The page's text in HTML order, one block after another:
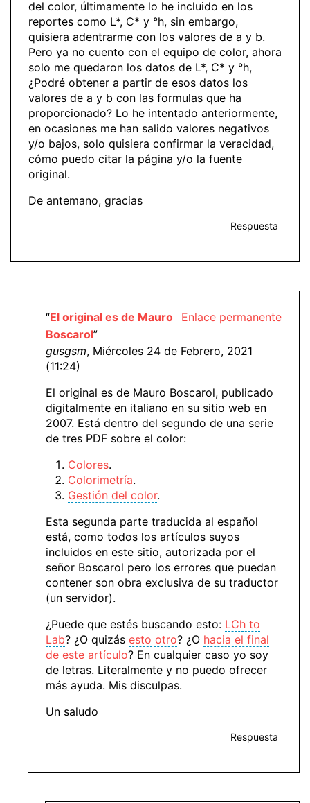
del color, últimamente lo he incluido en los
reportes como L*, C* y °h, sin embargo,
quisiera adentrarme con los valores de a y b.
Pero ya no cuento con el equipo de color, ahora
solo me quedaron los datos de L*, C* y °h,
¿Podré obtener a partir de esos datos los
valores de a y b con las formulas que ha
proporcionado? Lo he intentado anteriormente,
en ocasiones me han salido valores negativos
y/o bajos, solo quisiera confirmar la veracidad,
cómo puedo citar la página y/o la fuente
original.
De antemano, gracias
Respuesta
Enlace permanente
“El original es de Mauro
Boscarol”
gusgsm, Miércoles 24 de Febrero, 2021
(11:24)
El original es de Mauro Boscarol, publicado
digitalmente en italiano en su sitio web en
2007. Está dentro del segundo de una serie
de tres PDF sobre el color:
Colores.
Colorimetría.
Gestión del color.
Esta segunda parte traducida al español
está, como todos los artículos suyos
incluidos en este sitio, autorizada por el
señor Boscarol pero los errores que puedan
contener son obra exclusiva de su traductor
(un servidor).
¿Puede que estés buscando esto: LCh to
Lab? ¿O quizás esto otro? ¿O hacia el final
de este artículo? En cualquier caso yo soy
de letras. Literalmente y no puedo ofrecer
más ayuda. Mis disculpas.
Un saludo
Respuesta